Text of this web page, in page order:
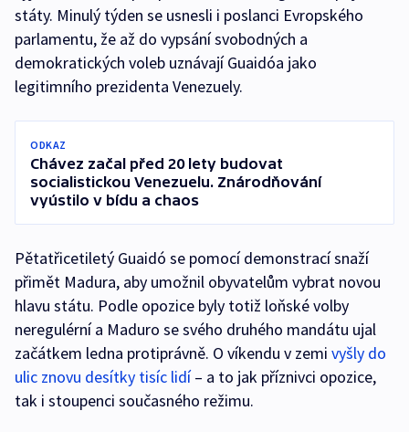
státy. Minulý týden se usnesli i poslanci Evropského
parlamentu, že až do vypsání svobodných a
demokratických voleb uznávají Guaidóa jako
legitimního prezidenta Venezuely.
ODKAZ
Chávez začal před 20 lety budovat
socialistickou Venezuelu. Znárodňování
vyústilo v bídu a chaos
Pětatřicetiletý Guaidó se pomocí demonstrací snaží
přimět Madura, aby umožnil obyvatelům vybrat novou
hlavu státu. Podle opozice byly totiž loňské volby
neregulérní a Maduro se svého druhého mandátu ujal
začátkem ledna protiprávně. O víkendu v zemi vyšly do
ulic znovu desítky tisíc lidí– a to jak příznivci opozice,
tak i stoupenci současného režimu.